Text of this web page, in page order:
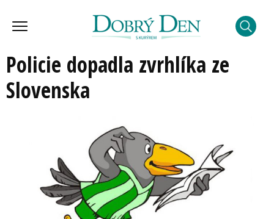
Policie dopadla zvrhlíka ze
Slovenska